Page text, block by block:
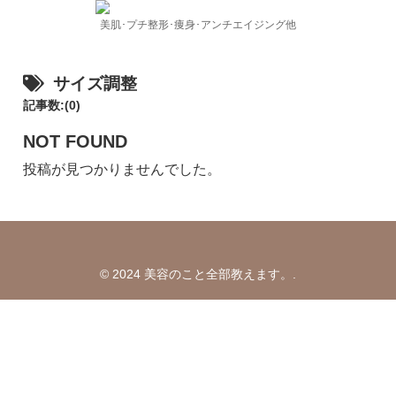
美肌･プチ整形･痩身･アンチエイジング他
サイズ調整
記事数:(0)
NOT FOUND
投稿が見つかりませんでした。
© 2024 美容のこと全部教えます。.